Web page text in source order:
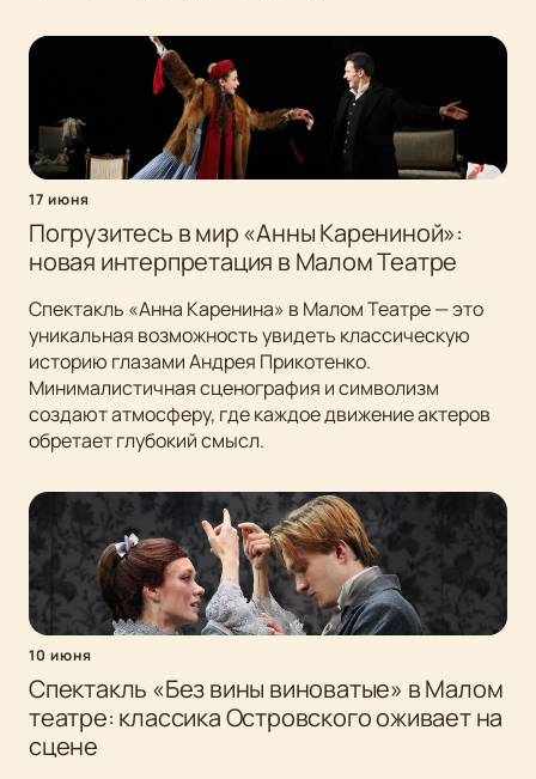
17 июня
Погрузитесь в мир «Анны Карениной»:
новая интерпретация в Малом Театре
Спектакль «Анна Каренина» в Малом Театре — это
уникальная возможность увидеть классическую
историю глазами Андрея Прикотенко.
Минималистичная сценография и символизм
создают атмосферу, где каждое движение актеров
обретает глубокий смысл.
10 июня
Спектакль «Без вины виноватые» в Малом
театре: классика Островского оживает на
сцене